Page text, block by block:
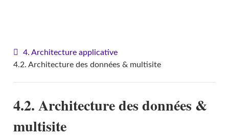
4. Architecture applicative
4.2. Architecture des données & multisite
4.2. Architecture des données &
multisite